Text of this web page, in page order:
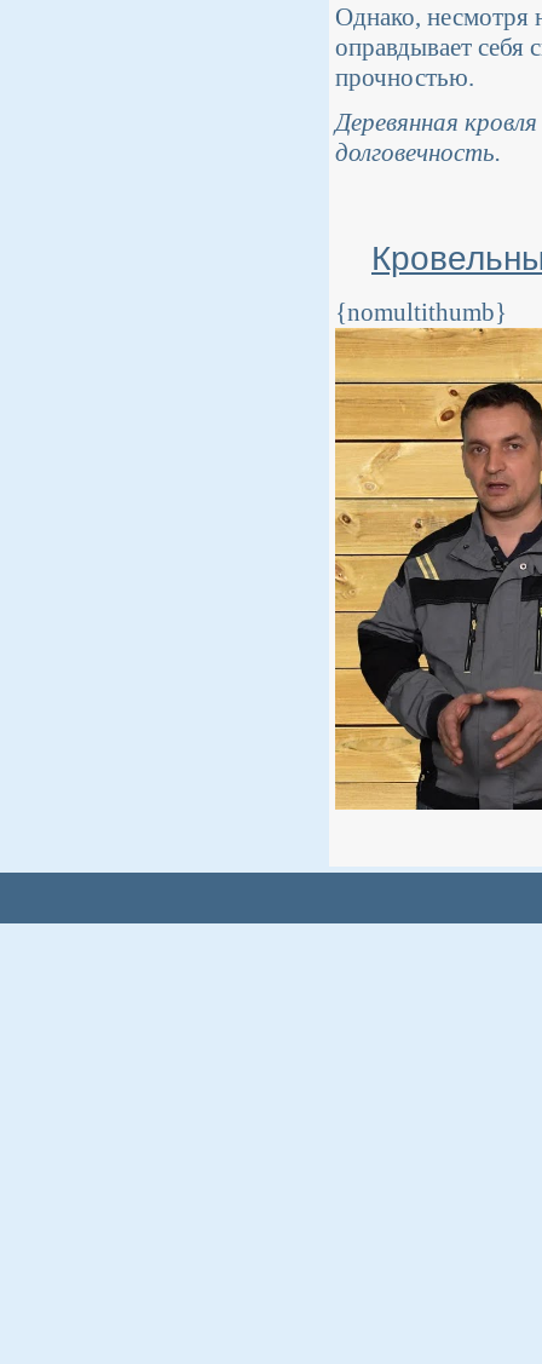
Однако, несмотря
оправдывает
прочностью.
Деревянная
долговечность.
{nomultithumb}